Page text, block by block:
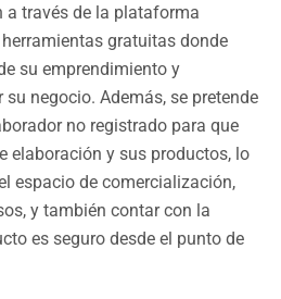
a través de la plataforma
gratuitas donde
su emprendimiento y
negocio. Además, se pretende
no registrado para que
elaboración y sus productos, lo
espacio de comercialización,
y también contar con la
es seguro desde el punto de